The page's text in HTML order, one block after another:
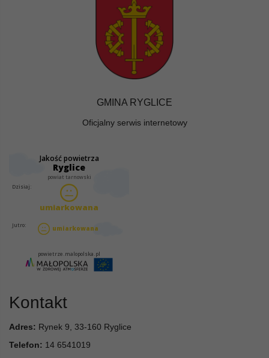
GMINA RYGLICE
Oficjalny serwis internetowy
Kontakt
Adres: Rynek 9, 33-160 Ryglice
Telefon: 14 6541019